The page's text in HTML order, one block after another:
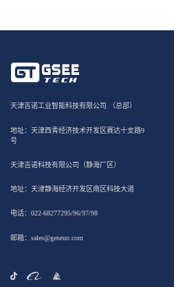
天津吉诺工业智能科技有限公司 （总部）
地址：天津西青经济技术开发区赛达十支路9
号
天津吉诺科技有限公司（静海厂区）
地址：天津静海经济开发区南区科技大道
电话：022-68277295/96/97/98
邮箱：sales@geneuo.com